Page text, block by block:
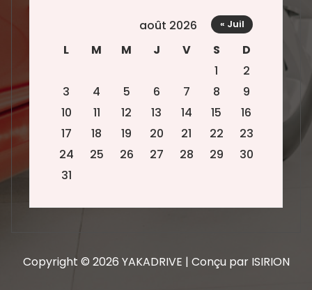
août 2026
L
M M J V S
D
1
2
3
4 5 6 7 8
9
10
11 12 13 14 15
16
17
18 19 20 21 22
23
24
25 26 27 28 29
30
31
« Juil
Copyright © 2026 YAKADRIVE | Conçu par ISIRION